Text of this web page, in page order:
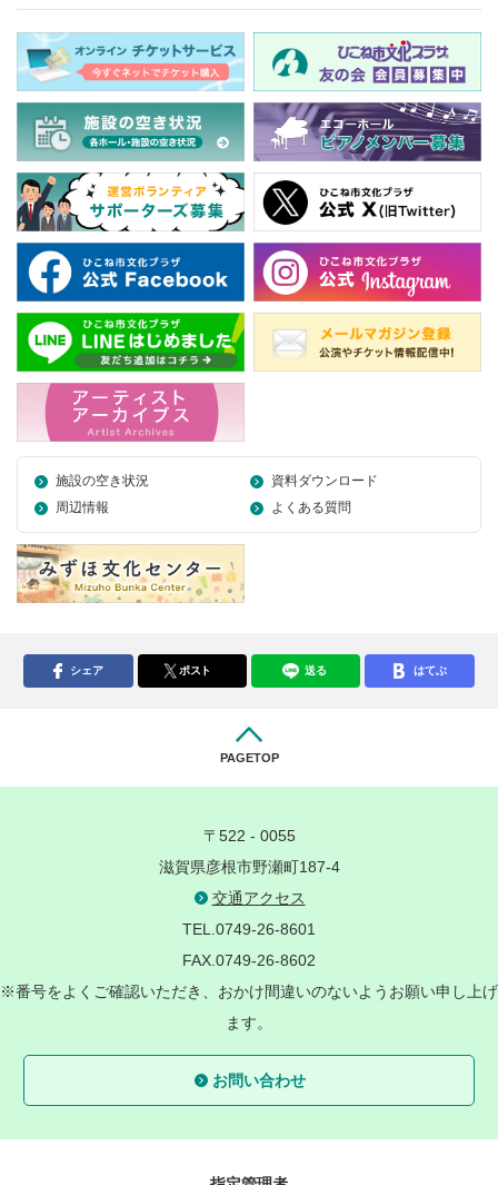
施設の空き状況
資料ダウンロード
周辺情報
よくある質問
シェア ポスト 送る はてぶ
PAGETOP
〒522 - 0055
滋賀県彦根市野瀬町187-4
交通アクセス
TEL.0749-26-8601
FAX.0749-26-8602
※番号をよくご確認いただき、おかけ間違いのないようお願い申し上げ
ます。
お問い合わせ